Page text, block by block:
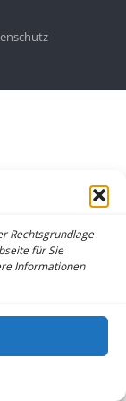
Rechtsgrundlage
für Sie
Informationen